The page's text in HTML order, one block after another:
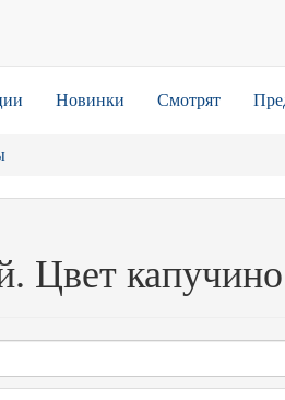
Новинки Смотрят
Цвет капучино